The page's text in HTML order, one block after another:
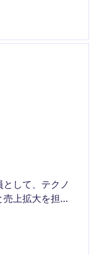
グを通じて、
して、テクノ
上拡大を担当